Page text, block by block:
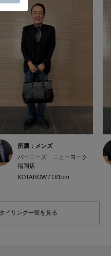
所属：メンズ
バーニーズ ニューヨーク
福岡店
KOTAROW / 181cm
イリング一覧を見る